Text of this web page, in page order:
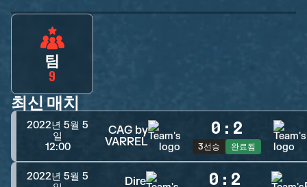
팀
9
최신 매치
2022년 5월 5
일
12:00
CAG by
VARREL
0 : 2
3선승 완료됨
2022년 5월 5
Dire
0 : 2